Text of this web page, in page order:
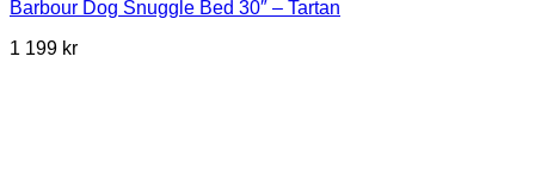
Barbour Dog Snuggle Bed 30″ – Tartan
1 199 kr